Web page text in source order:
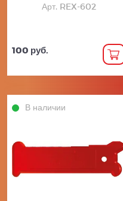
Арт. REX-602
100 руб.
В наличии